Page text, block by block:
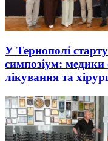
У Тернополі
симпозіум: медики
лікування та